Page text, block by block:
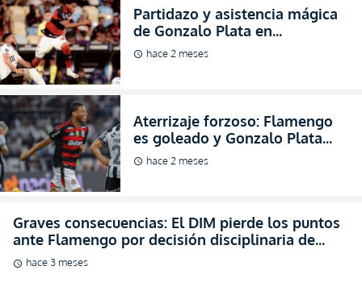
Partidazo y asistencia mágica
de Gonzalo Plata en
clasificación del Flamengo
como puntero (VIDEO)
schedule hace 2 meses
Aterrizaje forzoso: Flamengo
es goleado y Gonzalo Plata
paga los platos rotos en su
vuelta a la actividad
schedule hace 2 meses
Graves consecuencias: El DIM pierde los puntos
ante Flamengo por decisión disciplinaria de
CONMEBOL (FOTO)
schedule hace 3 meses